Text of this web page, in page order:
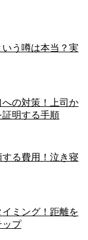
う噂は本当？実
の対策！上司か
明する手順
る費用！泣き寝
ミング！距離を
ップ